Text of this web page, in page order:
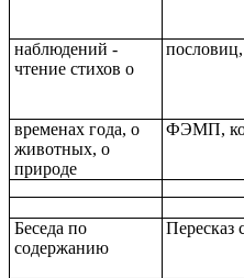
наблюдений -
чтение стихов о
временах года, о
животных, о
природе
ФЭМП,
Беседа по
содержанию
Пересказ